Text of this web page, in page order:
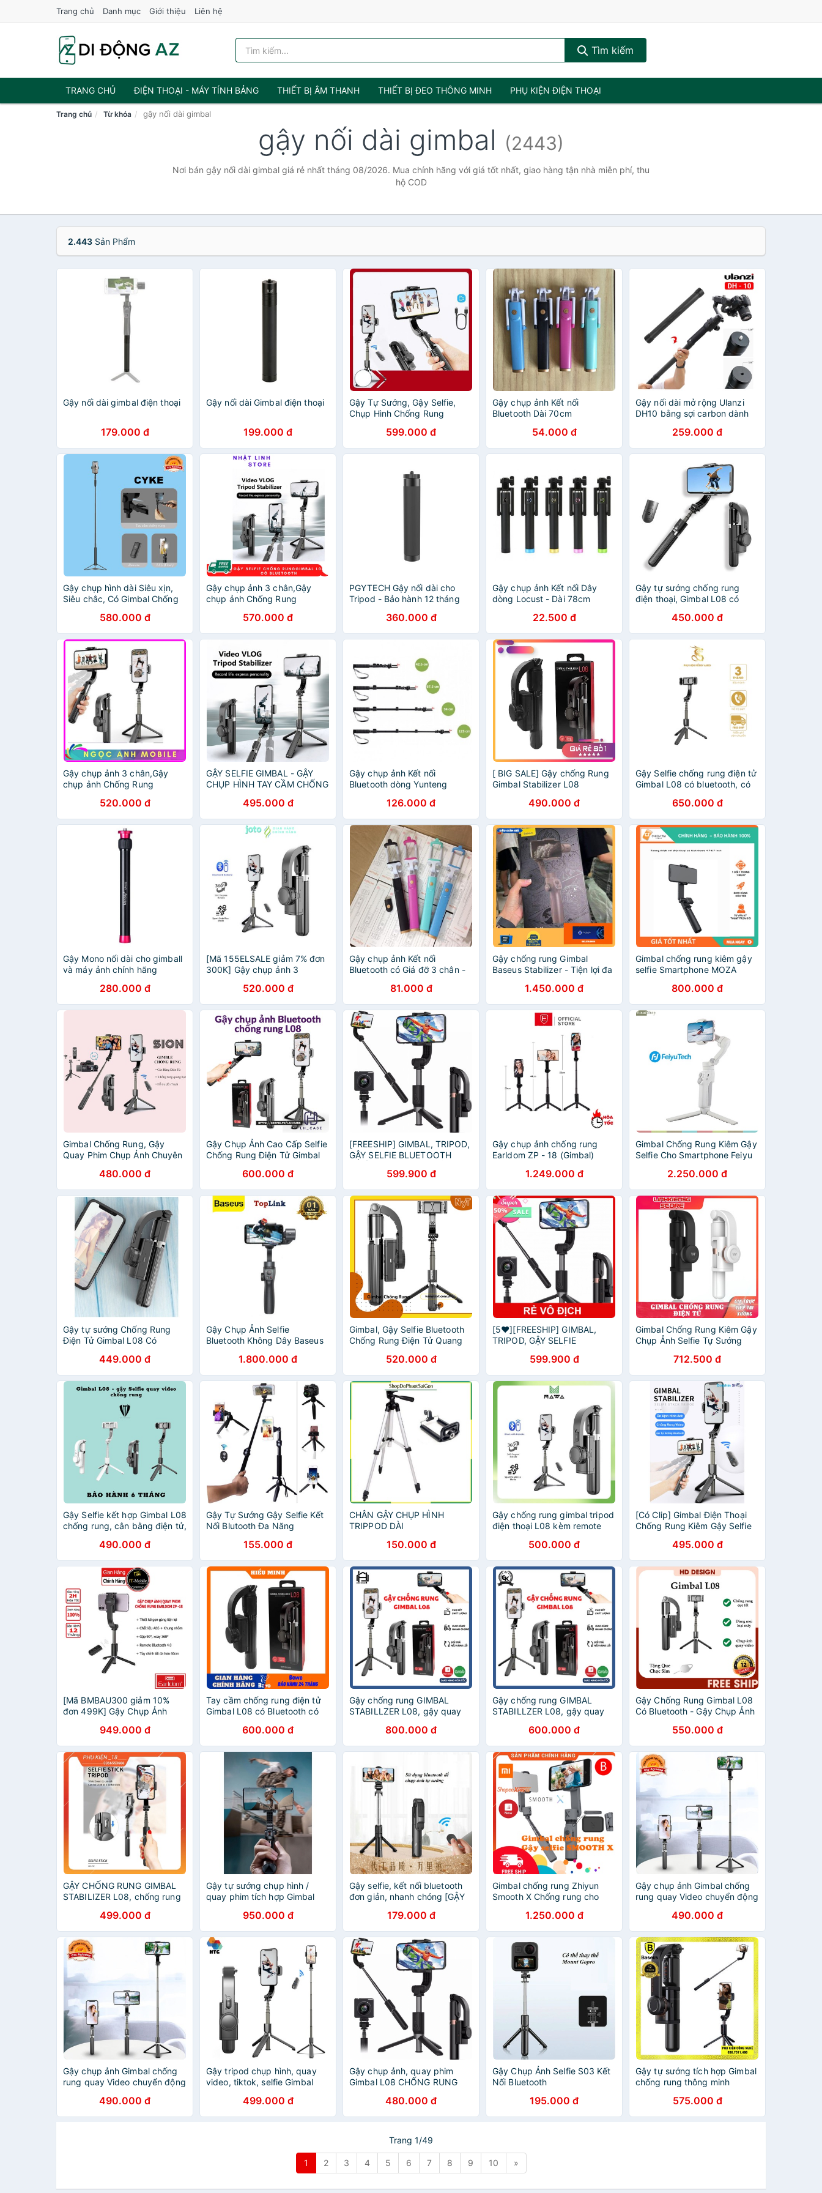
Trang chủ Danh mục Giới thiệu Liên hệ
Tìm kiếm
TRANG CHỦ ĐIỆN THOẠI - MÁY TÍNH BẢNG THIẾT BỊ ÂM THANH THIẾT BỊ ĐEO THÔNG MINH PHỤ KIỆN ĐIỆN THOẠI
Trang chủ Từ khóa gậy nối dài gimbal
gậy nối dài gimbal (2443)
Nơi bán gậy nối dài gimbal giá rẻ nhất tháng 08/2026. Mua chính hãng với giá tốt nhất, giao hàng tận nhà miễn phí, thu
hộ COD
2.443 Sản Phẩm
Gậy nối dài gimbal điện thoại
179.000 đ
Gậy nối dài Gimbal điện thoại
199.000 đ
Gậy Tự Sướng, Gậy Selfie,
Chụp Hình Chống Rung
Kèm Chân Đỡ Tự Đứng Dài
86cm
599.000 đ
Gậy chụp ảnh Kết nối
Bluetooth Dài 70cm
54.000 đ
Gậy nối dài mở rộng Ulanzi
DH10 bằng sợi carbon dành
Gimbal máy ảnh, điện thoại
DJI Ronin S
259.000 đ
Gậy chụp hình dài Siêu xịn,
Siêu chắc, Có Gimbal Chống
livestream tripod - CYKE21
580.000 đ
Gậy chụp ảnh 3 chân,Gậy
chụp ảnh Chống Rung
570.000 đ
PGYTECH Gậy nối dài cho
Tripod - Bảo hành 12 tháng
360.000 đ
Gậy chụp ảnh Kết nối Dây
dòng Locust - Dài 78cm
22.500 đ
Gậy tự sướng chống rung
điện thoại, Gimbal L08 có
450.000 đ
Gậy chụp ảnh 3 chân,Gậy
chụp ảnh Chống Rung
L08 NGỌC ANH MOBILE
520.000 đ
GẬY SELFIE GIMBAL - GẬY
CHỤP HÌNH TAY CẦM CHỐNG
GẬY Selfie CÓ Bluetooth-GIÁ
ĐỠ 3 CHÂN
495.000 đ
Gậy chụp ảnh Kết nối
Bluetooth dòng Yunteng
126.000 đ
[ BIG SALE] Gậy chống Rung
Gimbal Stabilizer L08
490.000 đ
Gậy Selfie chống rung điện tử
Gimbal L08 có bluetooth, có
650.000 đ
Gậy Mono nối dài cho gimball
và máy ảnh chính hãng
280.000 đ
[Mã 155ELSALE giảm 7% đơn
300K] Gậy chụp ảnh 3
Rung Gimbal,Có
Bluetooth,Gimbal L08 ,JOTO
520.000 đ
Gậy chụp ảnh Kết nối
Bluetooth có Giá đỡ 3 chân -
81.000 đ
Gậy chống rung Gimbal
Baseus Stabilizer - Tiện lợi đa
1.450.000 đ
Gimbal chống rung kiêm gậy
selfie Smartphone MOZA
800.000 đ
Gimbal Chống Rung, Gậy
Quay Phim Chụp Ảnh Chuyên
480.000 đ
Gậy Chụp Ảnh Cao Cấp Selfie
Chống Rung Điện Tử Gimbal
Đỡ Tự Đứng - Kéo Dài Tới
86cm
600.000 đ
[FREESHIP] GIMBAL, TRIPOD,
GẬY SELFIE BLUETOOTH
599.900 đ
Gậy chụp ảnh chống rung
Earldom ZP - 18 (Gimbal)
1.249.000 đ
Gimbal Chống Rung Kiêm Gậy
Selfie Cho Smartphone Feiyu
2.250.000 đ
Gậy tự sướng Chống Rung
Điện Tử Gimbal L08 Có
Chống Rung - Có Chân Đỡ Tự
Đứng-NBL08
449.000 đ
Gậy Chụp Ảnh Selfie
Bluetooth Không Dây Baseus
Control Smart1.800.000 đ
Gimbal, Gậy Selfie Bluetooth
Chống Rung Điện Tử Quang
520.000 đ
[5❤️][FREESHIP] GIMBAL,
TRIPOD, GẬY SELFIE
ĐIỆN TỬ L08 [HCM]
599.900 đ
Gimbal Chống Rung Kiêm Gậy
Chụp Ảnh Selfie Tự Sướng
712.500 đ
Gậy Selfie kết hợp Gimbal L08
chống rung, cân bằng điện tử,
490.000 đ
Gậy Tự Sướng Gậy Selfie Kết
Nối Blutooth Đa Năng
155.000 đ
CHÂN GẬY CHỤP HÌNH
TRIPPOD DÀI
150.000 đ
Gậy chống rung gimbal tripod
điện thoại L08 kèm remote
500.000 đ
[Có Clip] Gimbal Điện Thoại
Chống Rung Kiêm Gậy Selfie
495.000 đ
[Mã BMBAU300 giảm 10%
đơn 499K] Gậy Chụp Ảnh
949.000 đ
Tay cầm chống rung điện tử
Gimbal L08 có Bluetooth có
600.000 đ
Gậy chống rung GIMBAL
STABILLZER L08, gậy quay
chân đỡ CAO CẤP - BH 1 đổi 1
800.000 đ
Gậy chống rung GIMBAL
STABILLZER L08, gậy quay
chân đỡ CAO CẤP - BH 1 đổi 1
600.000 đ
Gậy Chống Rung Gimbal L08
Có Bluetooth - Gậy Chụp Ảnh
Chân Tripod Chắc Chắn Xoay
360 Độ
550.000 đ
GẬY CHỐNG RUNG GIMBAL
STABILIZER L08, chống rung
chuyển độn499.000 đ
Gậy tự sướng chụp hình /
quay phim tích hợp Gimbal
Baseus Lovely950.000 đ
Gậy selfie, kết nối bluetooth
đơn giản, nhanh chóng [GẬY
179.000 đ
Gimbal chống rung Zhiyun
Smooth X Chống rung cho
sướng,gậy selfie(HÀNG
CHÍNH HÃNG BẢO HÀNH)
1.250.000 đ
Gậy chụp ảnh Gimbal chống
rung quay Video chuyển động
chuyên nghiệp - ADG L08
490.000 đ
Gậy chụp ảnh Gimbal chống
rung quay Video chuyển động
chuyên nghiệp - ADG L08
490.000 đ
Gậy tripod chụp hình, quay
video, tiktok, selfie Gimbal
điều khiển từ xa
499.000 đ
Gậy chụp ảnh, quay phim
Gimbal L08 CHỐNG RUNG
Livestreamer vloger chuyên
nghiệp
480.000 đ
Gậy Chụp Ảnh Selfie S03 Kết
Nối Bluetooth
195.000 đ
Gậy tự sướng tích hợp Gimbal
chống rung thông minh
Bluetooth Folding Stand Selfie
Stabilizer
575.000 đ
Trang 1/49
1 2 3 4 5 6 7 8 9 10 »